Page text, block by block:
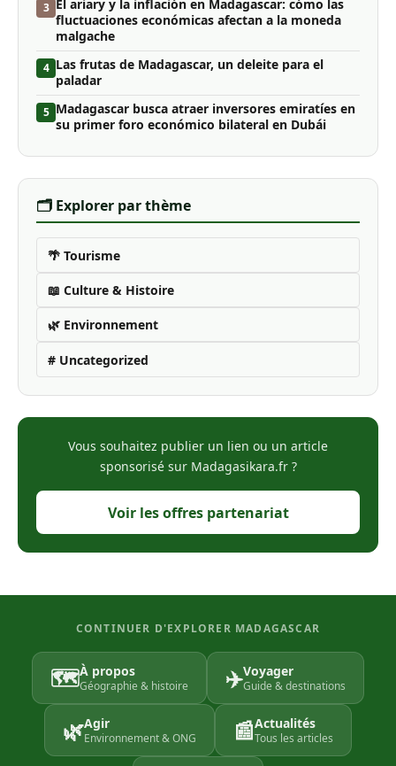
3
El ariary y la inflación en Madagascar: cómo las
fluctuaciones económicas afectan a la moneda
malgache
4 Las frutas de Madagascar, un deleite para el
paladar
5 Madagascar busca atraer inversores emiratíes en
su primer foro económico bilateral en Dubái
🗂️ Explorer par thème
🌴 Tourisme
📖 Culture & Histoire
🌿 Environnement
# Uncategorized
Vous souhaitez publier un lien ou un article
sponsorisé sur Madagasikara.fr ?
Voir les offres partenariat
CONTINUER D'EXPLORER MADAGASCAR
🗺️À propos
Géographie & histoire ✈️Voyager
Guide & destinations
🌿Agir
Environnement & ONG 📰Actualités
Tous les articles